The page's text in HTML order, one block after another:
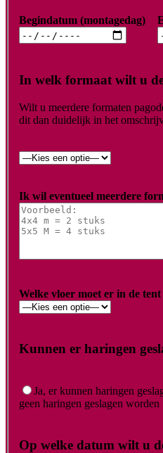
Begindatum (montagedag)
In welk formaat wilt u
Wilt u meerdere formaten
dit dan duidelijk in het
Ik wil eventueel meerdere
Welke vloer moet er in de tent
Kunnen er haringen
Ja, er kunnen haringen
geen haringen geslagen worden
Op welke datum wilt u